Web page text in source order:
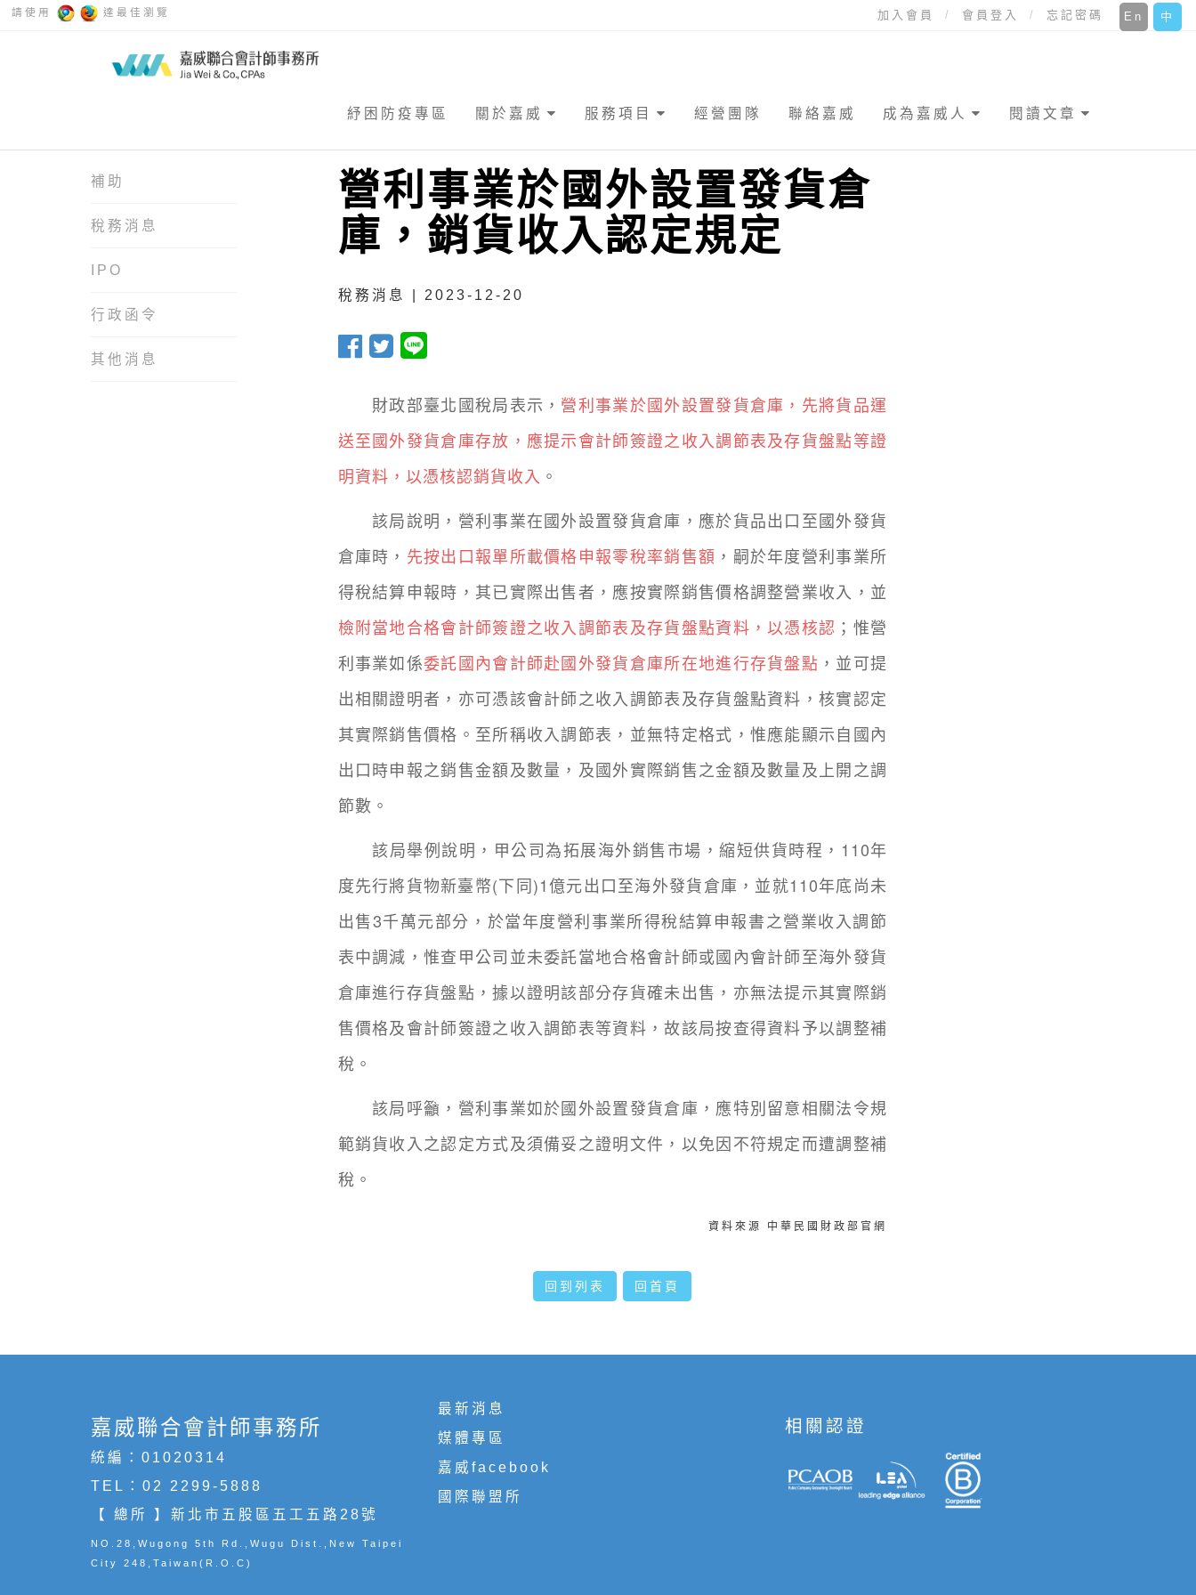
請使用 達最佳瀏覽 中
En
加入會員 會員登入 忘記密碼
紓困防疫專區 關於嘉威 服務項目 經營團隊 聯絡嘉威 成為嘉威人 閱讀文章
補助
稅務消息
IPO
行政函令
其他消息
營利事業於國外設置發貨倉
庫，銷貨收入認定規定
稅務消息 | 2023-12-20
財政部臺北國稅局表示， 營利事業於國外設置發貨倉庫，先將貨品運
送至國外發貨倉庫存放，應提示會計師簽證之收入調節表及存貨盤點等證
明資料，以憑核認銷貨收入 。
該局說明，營利事業在國外設置發貨倉庫，應於貨品出口至國外發貨
倉庫時， 先按出口報單所載價格申報零稅率銷售額 ，嗣於年度營利事業所
得稅結算申報時，其已實際出售者，應按實際銷售價格調整營業收入，並
檢附當地合格會計師簽證之收入調節表及存貨盤點資料，以憑核認 ；惟營
利事業如係委託國內會計師赴國外發貨倉庫所在地進行存貨盤點 ，並可提
出相關證明者，亦可憑該會計師之收入調節表及存貨盤點資料，核實認定
其實際銷售價格。至所稱收入調節表，並無特定格式，惟應能顯示自國內
出口時申報之銷售金額及數量，及國外實際銷售之金額及數量及上開之調
節數。
該局舉例說明，甲公司為拓展海外銷售市場，縮短供貨時程，110年
度先行將貨物新臺幣(下同)1億元出口至海外發貨倉庫，並就110年底尚未
出售3千萬元部分，於當年度營利事業所得稅結算申報書之營業收入調節
表中調減，惟查甲公司並未委託當地合格會計師或國內會計師至海外發貨
倉庫進行存貨盤點，據以證明該部分存貨確未出售，亦無法提示其實際銷
售價格及會計師簽證之收入調節表等資料，故該局按查得資料予以調整補
稅。
該局呼籲，營利事業如於國外設置發貨倉庫，應特別留意相關法令規
範銷貨收入之認定方式及須備妥之證明文件，以免因不符規定而遭調整補
稅。
資料來源 中華民國財政部官網
回到列表 回首頁
嘉威聯合會計師事務所
統編：01020314
TEL： 02 2299-5888
【 總所 】新北市五股區五工五路28號
NO.28,Wugong 5th Rd.,Wugu Dist.,New Taipei
City 248,Taiwan(R.O.C)
最新消息
媒體專區
嘉威facebook
國際聯盟所
相關認證